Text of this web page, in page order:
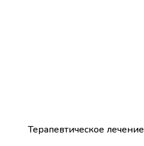
Терапевтическое лечение